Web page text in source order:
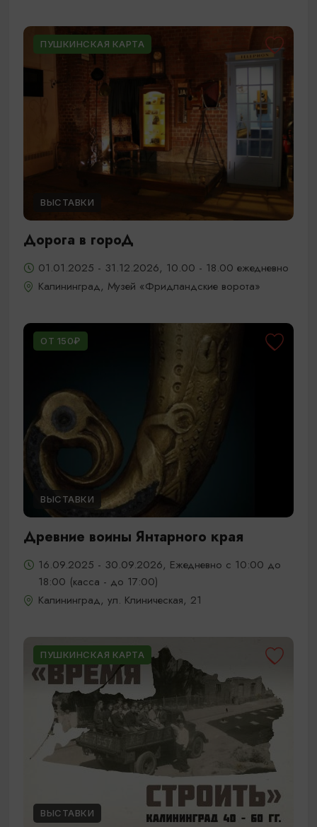
ПУШКИНСКАЯ КАРТА
ВЫСТАВКИ
Дорога в гороД
01.01.2025 - 31.12.2026, 10.00 - 18.00 ежедневно
Калининград, Музей «Фридландские ворота»
ОТ 150₽
ВЫСТАВКИ
Древние воины Янтарного края
16.09.2025 - 30.09.2026, Ежедневно с 10:00 до
18:00 (касса - до 17:00)
Калининград, ул. Клиническая, 21
ПУШКИНСКАЯ КАРТА
ВЫСТАВКИ